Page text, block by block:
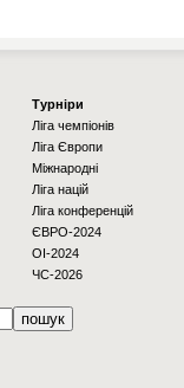
Турніри
Ліга чемпіонів
Ліга Європи
Міжнародні
Ліга націй
Ліга конференцій
ЄВРО-2024
OI-2024
ЧС-2026